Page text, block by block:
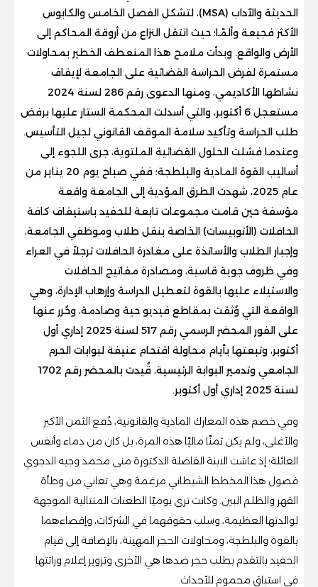
الحديثة والآداب (MSA)، لتشكل الفصل الخامس والكابوس
الأكثر فجيعة وألمًا؛ حيث انتقل النزاع من أروقة المحاكم إلى
الأرض والواقع. وبدأت ملامح هذا المنعطف الخطير بمحاولات
مستمرة لفرض الحراسة القضائية على الجامعة لإيقاف
نشاطها الأكاديمي، ومنها الدعوى رقم 286 لسنة 2024
مستعجل 6 أكتوبر، والتي أسدلت المحكمة الستار عليها برفض
طلب الحراسة وتأكيد سلامة الموقف القانوني لجيل التأسيس.
وعندما فشلت الحلول القضائية الملتوية، جرى اللجوء إلى
أساليب القوة المادية والبلطجة؛ ففي صباح يوم 20 يناير من
عام 2025، شهدت الطرق المؤدية إلى الجامعة واقعة
مؤسفة حين قامت مجموعات تابعة للحفيد باستيقاف كافة
الحافلات (الأتوبيسات) الخاصة بنقل طلاب وموظفي الجامعة،
وإجبار الطلاب والأساتذة على مغادرة الحافلات ترجلاً في العراء
وفي ظروف جوية قاسية، ومصادرة مفاتيح الحافلات
والاستيلاء عليها بالقوة لتعطيل الدراسة وإرهاب الإدارة، وهي
الواقعة التي وُثقت بمقاطع فيديو حية وصادمة، وحُرر عنها
على الفور المحضر الرسمي رقم 517 لسنة 2025 إداري أول
أكتوبر، وتبعتها بأيام محاولة اقتحام عنيفة لبوابات الحرم
الجامعي وتدمير البوابة الرئيسية، قُيدت بالمحضر رقم 1702
لسنة 2025 إداري أول أكتوبر.
وفي خضم هذه المعارك المادية والقانونية، دُفع الثمن الأكبر
والأغلى، ولم يكن ثمنًا ماليًا هذه المرة، بل كان من دماء وأنفس
العائلة؛ إذ عاشت الابنة الفاضلة الدكتورة منى محمد وجيه الدجوي
فصول هذا المخطط الشيطاني مرغمة وهي تعاني من وطأة
القهر والظلم البين. وكانت ترى يوميًا الطعنات المتتالية الموجهة
لوالدتها العظيمة، وسلب حقوقهما في الشركات، وإقصاءهما
بالقوة والبلطجة، ومحاولات الحجر المهينة، بالإضافة إلى قيام
الحفيد بالتقدم بطلب حجر ضدها هي الأخرى وتزوير إعلام وراثتها
في استباق محموم للأحداث.